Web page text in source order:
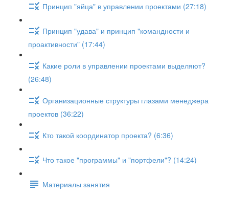
Принцип "яйца" в управлении проектами (27:18)
Принцип "удава" и принцип "командности и
проактивности" (17:44)
Какие роли в управлении проектами выделяют?
(26:48)
Организационные структуры глазами менеджера
проектов (36:22)
Кто такой координатор проекта? (6:36)
Что такое "программы" и "портфели"? (14:24)
Материалы занятия